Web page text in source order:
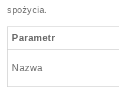
spożycia.
Parametr
Nazwa